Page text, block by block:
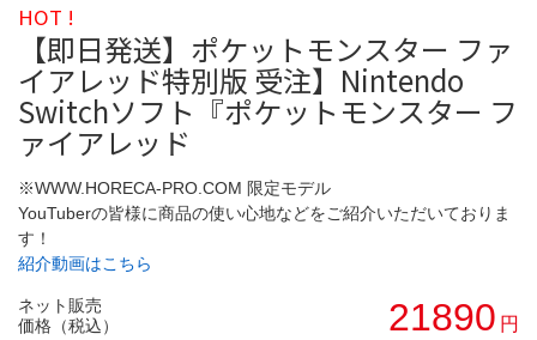
HOT !
【即日発送】ポケットモンスター ファ
イアレッド特別版 受注】Nintendo
Switchソフト『ポケットモンスター フ
ァイアレッド
※WWW.HORECA-PRO.COM 限定モデル
YouTuberの皆様に商品の使い心地などをご紹介いただいておりま
す！
紹介動画はこちら
ネット販売
価格（税込）
21890 円